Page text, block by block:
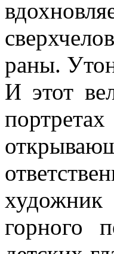
раны.
И этот
горного